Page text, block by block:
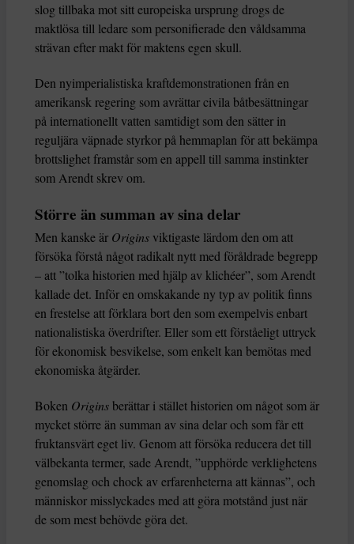
slog tillbaka mot sitt europeiska ursprung drogs de
maktlösa till ledare som personifierade den våldsamma
strävan efter makt för maktens egen skull.
Den nyimperialistiska kraftdemonstrationen från en
amerikansk regering som avrättar civila båtbesättningar
på internationellt vatten samtidigt som den sätter in
reguljära väpnade styrkor på hemmaplan för att bekämpa
brottslighet framstår som en appell till samma instinkter
som Arendt skrev om.
Större än summan av sina delar
Men kanske är Origins viktigaste lärdom den om att
försöka förstå något radikalt nytt med föråldrade begrepp
– att ”tolka historien med hjälp av klichéer”, som Arendt
kallade det. Inför en omskakande ny typ av politik finns
en frestelse att förklara bort den som exempelvis enbart
nationalistiska överdrifter. Eller som ett förståeligt uttryck
för ekonomisk besvikelse, som enkelt kan bemötas med
ekonomiska åtgärder.
Boken Originsberättar i stället historien om något som är
mycket större än summan av sina delar och som får ett
fruktansvärt eget liv. Genom att försöka reducera det till
välbekanta termer, sade Arendt, ”upphörde verklighetens
genomslag och chock av erfarenheterna att kännas”, och
människor misslyckades med att göra motstånd just när
de som mest behövde göra det.